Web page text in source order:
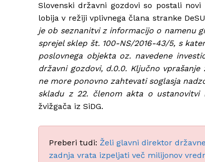
Slovenski državni gozdovi so postali novi
lobija v režiji vplivnega člana stranke
je ob seznanitvi z informacijo o namenu
sprejel sklep št. 100-NS/2016-43/5, s
poslovnega objekta oz. navedene
državni gozdovi, d.0.0. Ključno
ne more ponovno zahtevati soglasja
skladu z 22. členom akta o ustanovitvi
žvižgača iz SiDG.
Preberi tudi: Želi glavni direktor
zadnja vrata izpeljati več milijonov